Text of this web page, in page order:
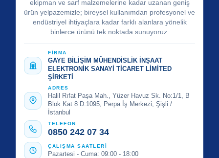
ekipman ve sarf malzemelerine kadar uzanan geniş
ürün yelpazemizle; bireysel kullanımdan profesyonel ve
endüstriyel ihtiyaçlara kadar farklı alanlara yönelik
binlerce ürünü tek noktada sunuyoruz.
FİRMA
GAYE BİLİŞİM MÜHENDİSLİK İNŞAAT
ELEKTRONİK SANAYİ TİCARET LİMİTED
ŞİRKETİ
ADRES
Halil Rıfat Paşa Mah., Yüzer Havuz Sk. No:1/1, B
Blok Kat 8 D:1095, Perpa İş Merkezi, Şişli /
İstanbul
TELEFON
0850 242 07 34
ÇALIŞMA SAATLERİ
Pazartesi - Cuma: 09:00 - 18:00